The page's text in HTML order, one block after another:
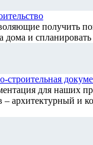
получить
дома и
строительная
для наших
– архитектурный и